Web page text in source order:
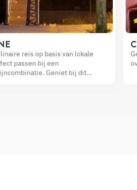
reis op basis van lokale
passen bij een
Geniet bij dit